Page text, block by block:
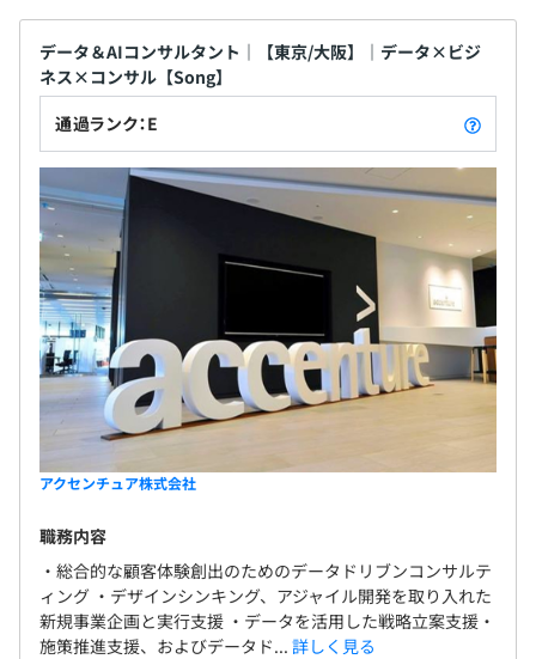
データ＆AIコンサルタント｜【東京/大阪】｜データ×ビジ
ネス×コンサル【Song】
通過ランク：E
アクセンチュア株式会社
職務内容
・総合的な顧客体験創出のためのデータドリブンコンサルテ
ィング ・デザインシンキング、アジャイル開発を取り入れた
新規事業企画と実行支援 ・データを活用した戦略立案支援・
施策推進支援、およびデータド... 詳しく見る